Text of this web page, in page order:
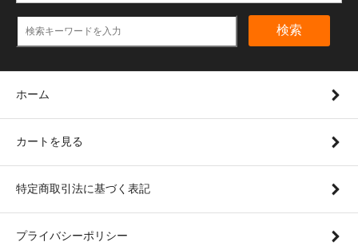
検索
ホーム
カートを見る
特定商取引法に基づく表記
プライバシーポリシー